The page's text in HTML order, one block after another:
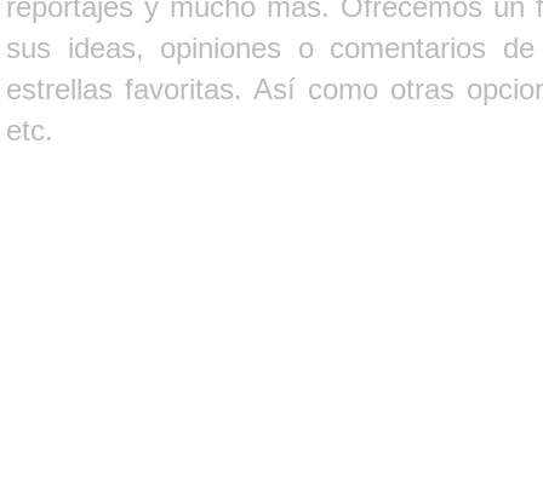
sus ideas, opiniones o comentarios
estrellas favoritas. Así como otras
etc.